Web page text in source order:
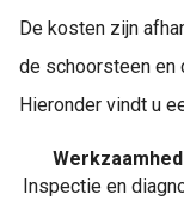
De kosten zijn
de schoorsteen en
Hieronder vindt u
Inspectie en